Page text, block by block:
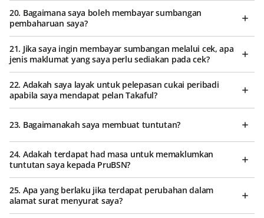
20. Bagaimana saya boleh membayar sumbangan
pembaharuan saya?
21. Jika saya ingin membayar sumbangan melalui cek, apa
jenis maklumat yang saya perlu sediakan pada cek?
22. Adakah saya layak untuk pelepasan cukai peribadi
apabila saya mendapat pelan Takaful?
23. Bagaimanakah saya membuat tuntutan?
24. Adakah terdapat had masa untuk memaklumkan
tuntutan saya kepada PruBSN?
25. Apa yang berlaku jika terdapat perubahan dalam
alamat surat menyurat saya?